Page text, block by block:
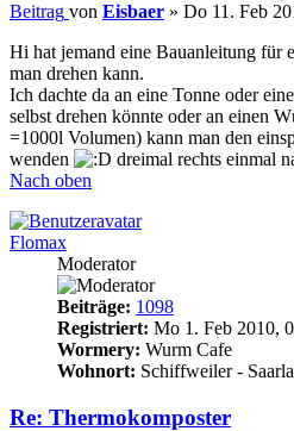
Beitrag von Eisbaer » Do 11. Feb
Hi hat jemand eine Bauanleitung für
man drehen kann.
Ich dachte da an eine Tonne oder
selbst drehen könnte oder an einen
=1000l Volumen) kann man den
wenden
dreimal rechts einmal
Nach oben
Flomax
Moderator
Beiträge: 1098
Registriert: Mo 1. Feb 2010,
Wormery: Wurm Cafe
Wohnort: Schiffweiler -
Re: Thermokomposter